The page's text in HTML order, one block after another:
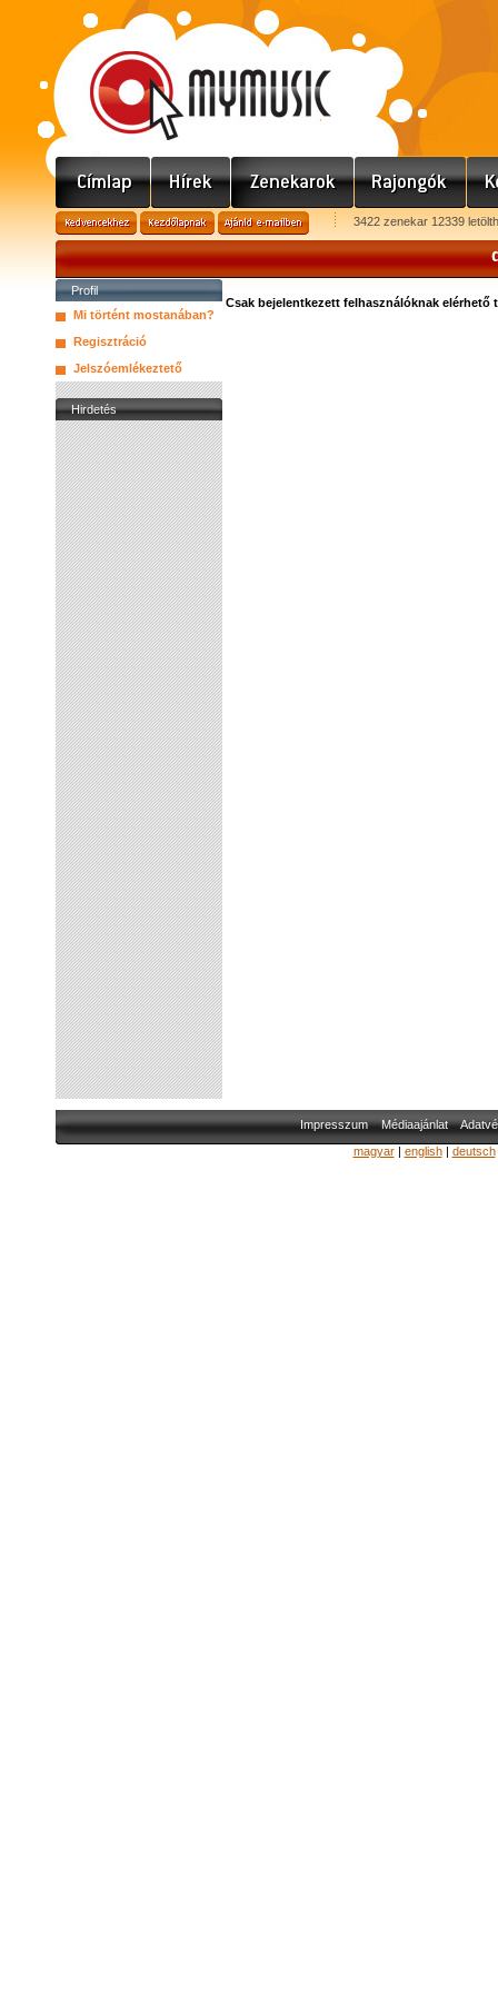
3422 zenekar 12339
Profil
Mi történt mostanában?
Regisztráció
Jelszóemlékeztető
Hirdetés
Csak bejelentkezett felhasználóknak elérhető
Impresszum Médiaajánlat
magyar| english| deutsch